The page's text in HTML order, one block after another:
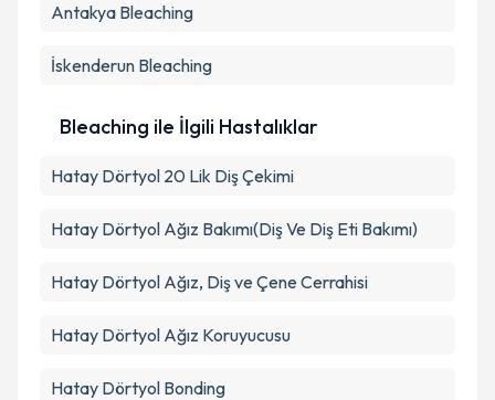
Antakya Bleaching
İskenderun Bleaching
Bleaching ile İlgili Hastalıklar
Hatay Dörtyol 20 Lik Diş Çekimi
Hatay Dörtyol Ağız Bakımı(Diş Ve Diş Eti Bakımı)
Hatay Dörtyol Ağız, Diş ve Çene Cerrahisi
Hatay Dörtyol Ağız Koruyucusu
Hatay Dörtyol Bonding